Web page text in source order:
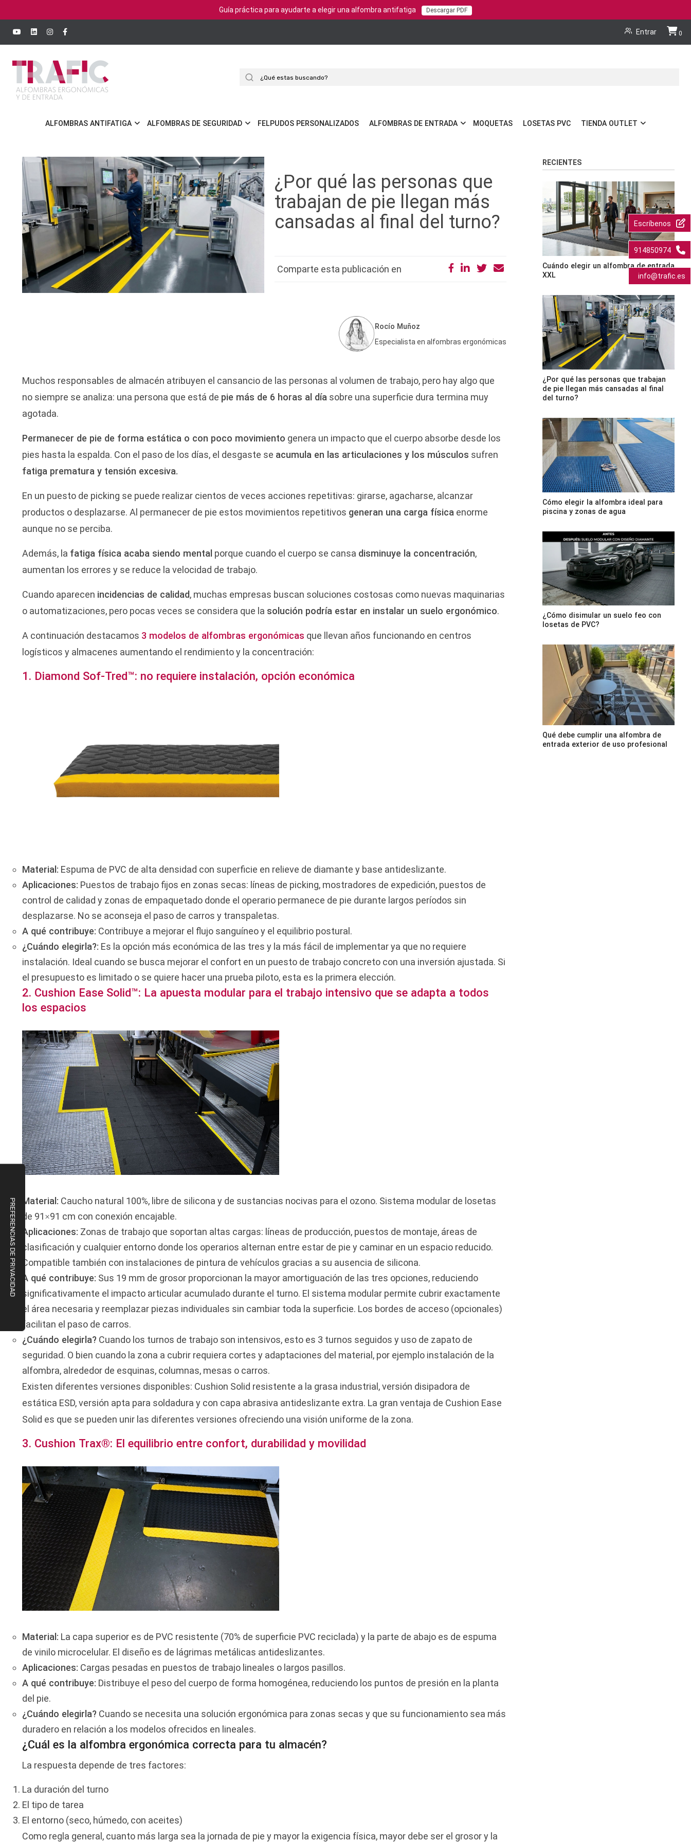
Guía práctica para ayudarte a elegir una alfombra antifatiga Descargar PDF
Entrar Cart
0
ALFOMBRAS ANTIFATIGA ALFOMBRAS DE SEGURIDAD FELPUDOS PERSONALIZADOS ALFOMBRAS DE ENTRADA MOQUETAS LOSETAS PVC TIENDA OUTLET
Escríbenos
914850974
info@trafic.es
RECIENTES
Cuándo elegir un alfombra de entrada
XXL
¿Por qué las personas que trabajan
de pie llegan más cansadas al final
del turno?
Cómo elegir la alfombra ideal para
piscina y zonas de agua
¿Cómo disimular un suelo feo con
losetas de PVC?
Qué debe cumplir una alfombra de
entrada exterior de uso profesional
¿Por qué las personas que
trabajan de pie llegan más
cansadas al final del turno?
Comparte esta publicación en
Rocío Muñoz
Especialista en alfombras ergonómicas
Muchos responsables de almacén atribuyen el cansancio de las personas al volumen de trabajo, pero hay algo que
no siempre se analiza: una persona que está de pie más de 6 horas al día sobre una superficie dura termina muy
agotada.
Permanecer de pie de forma estática o con poco movimiento genera un impacto que el cuerpo absorbe desde los
pies hasta la espalda. Con el paso de los días, el desgaste se acumula en las articulaciones y los músculos sufren
fatiga prematura y tensión excesiva.
En un puesto de picking se puede realizar cientos de veces acciones repetitivas: girarse, agacharse, alcanzar
productos o desplazarse. Al permanecer de pie estos movimientos repetitivos generan una carga física enorme
aunque no se perciba.
Además, la fatiga física acaba siendo mental porque cuando el cuerpo se cansa disminuye la concentración,
aumentan los errores y se reduce la velocidad de trabajo.
Cuando aparecen incidencias de calidad, muchas empresas buscan soluciones costosas como nuevas maquinarias
o automatizaciones, pero pocas veces se considera que la solución podría estar en instalar un suelo ergonómico.
A continuación destacamos 3 modelos de alfombras ergonómicas que llevan años funcionando en centros
logísticos y almacenes aumentando el rendimiento y la concentración:
1. Diamond Sof-Tred™: no requiere instalación, opción económica
Material: Espuma de PVC de alta densidad con superficie en relieve de diamante y base antideslizante.
Aplicaciones: Puestos de trabajo fijos en zonas secas: líneas de picking, mostradores de expedición, puestos de
control de calidad y zonas de empaquetado donde el operario permanece de pie durante largos períodos sin
desplazarse. No se aconseja el paso de carros y transpaletas.
A qué contribuye: Contribuye a mejorar el flujo sanguíneo y el equilibrio postural.
¿Cuándo elegirla?: Es la opción más económica de las tres y la más fácil de implementar ya que no requiere
instalación. Ideal cuando se busca mejorar el confort en un puesto de trabajo concreto con una inversión ajustada. Si
el presupuesto es limitado o se quiere hacer una prueba piloto, esta es la primera elección.
2. Cushion Ease Solid™: La apuesta modular para el trabajo intensivo que se adapta a todos
los espacios
Material: Caucho natural 100%, libre de silicona y de sustancias nocivas para el ozono. Sistema modular de losetas
de 91×91 cm con conexión encajable.
Aplicaciones: Zonas de trabajo que soportan altas cargas: líneas de producción, puestos de montaje, áreas de
clasificación y cualquier entorno donde los operarios alternan entre estar de pie y caminar en un espacio reducido.
Compatible también con instalaciones de pintura de vehículos gracias a su ausencia de silicona.
A qué contribuye: Sus 19 mm de grosor proporcionan la mayor amortiguación de las tres opciones, reduciendo
significativamente el impacto articular acumulado durante el turno. El sistema modular permite cubrir exactamente
el área necesaria y reemplazar piezas individuales sin cambiar toda la superficie. Los bordes de acceso (opcionales)
facilitan el paso de carros.
¿Cuándo elegirla? Cuando los turnos de trabajo son intensivos, esto es 3 turnos seguidos y uso de zapato de
seguridad. O bien cuando la zona a cubrir requiera cortes y adaptaciones del material, por ejemplo instalación de la
alfombra, alrededor de esquinas, columnas, mesas o carros.
Existen diferentes versiones disponibles: Cushion Solid resistente a la grasa industrial, versión disipadora de
estática ESD, versión apta para soldadura y con capa abrasiva antideslizante extra. La gran ventaja de Cushion Ease
Solid es que se pueden unir las diferentes versiones ofreciendo una visión uniforme de la zona.
3. Cushion Trax®: El equilibrio entre confort, durabilidad y movilidad
Material: La capa superior es de PVC resistente (70% de superficie PVC reciclada) y la parte de abajo es de espuma
de vinilo microcelular. El diseño es de lágrimas metálicas antideslizantes.
Aplicaciones: Cargas pesadas en puestos de trabajo lineales o largos pasillos.
A qué contribuye: Distribuye el peso del cuerpo de forma homogénea, reduciendo los puntos de presión en la planta
del pie.
¿Cuándo elegirla? Cuando se necesita una solución ergonómica para zonas secas y que su funcionamiento sea más
duradero en relación a los modelos ofrecidos en lineales.
¿Cuál es la alfombra ergonómica correcta para tu almacén?
La respuesta depende de tres factores:
La duración del turno
El tipo de tarea
El entorno (seco, húmedo, con aceites)
Como regla general, cuanto más larga sea la jornada de pie y mayor la exigencia física, mayor debe ser el grosor y la